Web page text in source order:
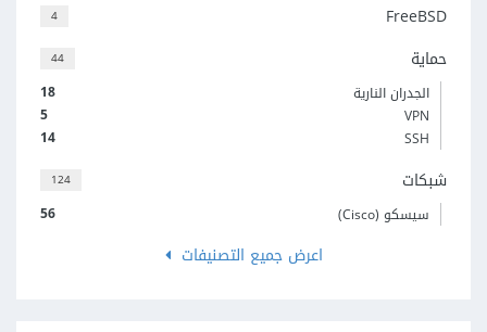
4 FreeBSD
44 حماية
18
الجدران النارية
5
VPN
14
SSH
124 شبكات
56 سيسكو (Cisco)
اعرض جميع التصنيفات